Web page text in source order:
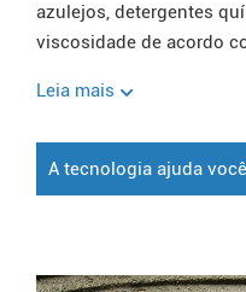
azulejos, detergentes
viscosidade de acordo
Leia mais
A tecnologia ajuda